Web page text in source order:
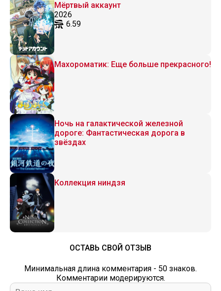
Мёртвый аккаунт
2026
6.59
Махороматик: Еще больше прекрасного!
Ночь на галактической железной
дороге: Фантастическая дорога в
звёздах
Коллекция ниндзя
ОСТАВЬ СВОЙ ОТЗЫВ
Минимальная длина комментария - 50 знаков.
Комментарии модерируются.